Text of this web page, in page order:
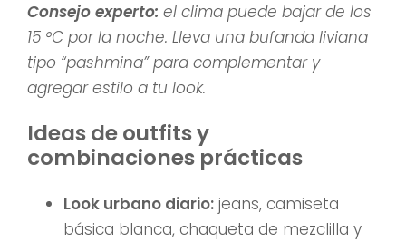
Consejo experto: el clima puede bajar de los
15 °C por la noche. Lleva una bufanda liviana
tipo “pashmina” para complementar y
agregar estilo a tu look.
Ideas de outfits y
combinaciones prácticas
Look urbano diario: jeans, camiseta
básica blanca, chaqueta de mezclilla y